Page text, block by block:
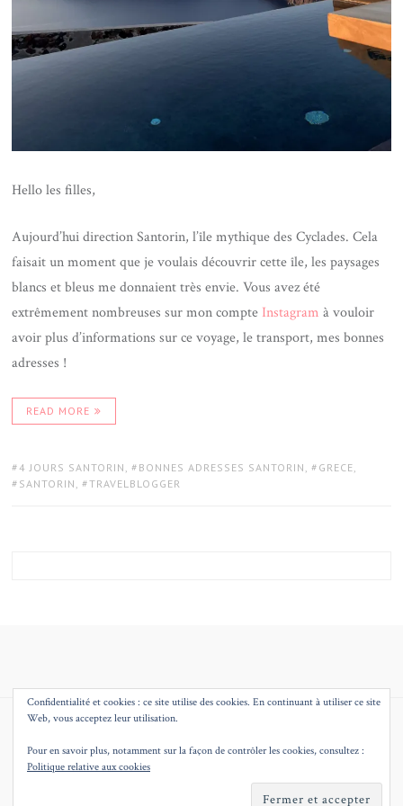
Hello les filles,
Aujourd’hui direction Santorin, l’île mythique des Cyclades. Cela
faisait un moment que je voulais découvrir cette île, les paysages
blancs et bleus me donnaient très envie. Vous avez été
extrêmement nombreuses sur mon compte Instagram à vouloir
avoir plus d’informations sur ce voyage, le transport, mes bonnes
adresses !
READ MORE
TAGS:
4 JOURS SANTORIN , BONNES ADRESSES SANTORIN , GRECE,
SANTORIN , TRAVELBLOGGER
JUSTGOODTHEMES.COM
Confidentialité et cookies : ce site utilise des cookies. En continuant à utiliser ce site
Web, vous acceptez leur utilisation.
Pour en savoir plus, notamment sur la façon de contrôler les cookies, consultez :
Politique relative aux cookies